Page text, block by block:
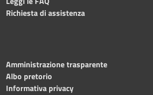
Richiesta di assistenza
Amministrazione trasparente
Albo pretorio
Informativa privacy